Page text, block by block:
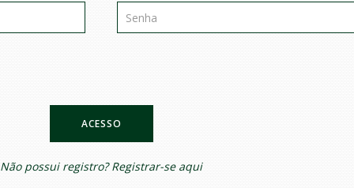
ACESSO
Não possui registro?Registrar-se aqui